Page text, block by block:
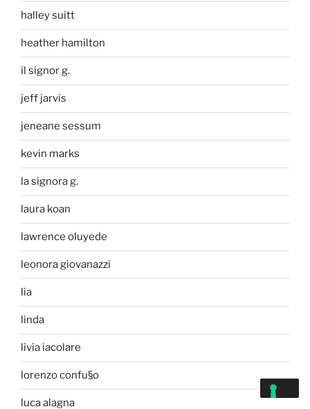
halley suitt
heather hamilton
il signor g.
jeff jarvis
jeneane sessum
kevin marks
la signora g.
laura koan
lawrence oluyede
leonora giovanazzi
lia
linda
livia iacolare
lorenzo confu§o
luca alagna